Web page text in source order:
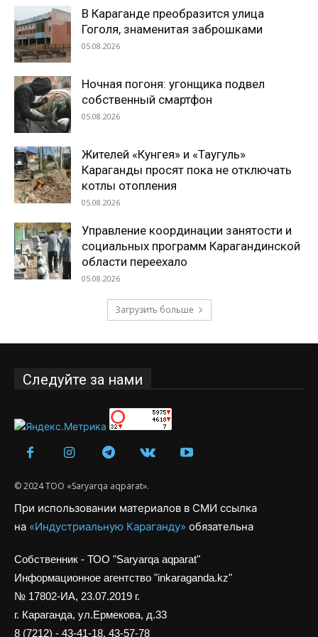
В Караганде преобразится улица
Гоголя, знаменитая заброшками
05.08.2026
Ночная погоня: угонщика подвел
собственный смартфон
05.08.2026
Жителей «Кунгея» и «Таугуль»
Караганды просят пока не отключать
котлы отопления
05.08.2026
Управление координации занятости и
социальных программ Карагандинской
области переехало
05.08.2026
Загрузить больше
Следуйте за нами
© 2024 ТОО «Saryarqa aqparat».
При использовании материалов в СМИ ссылка
на «Индустриальную Караганду» обязательна
Собственник - ТОО "Saryarqa aqparat"
Информационное агентство "inkaraganda.kz"
№ 17802-ИА, 23.07.2019 г.
г. Караганда, ул.Ермекова, д.33
8 (7212) - 43-41-18, 43-57-78